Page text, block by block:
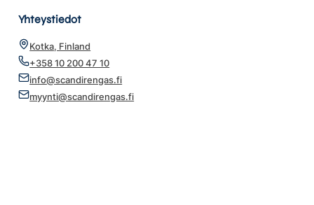
Yhteystiedot
Kotka, Finland
+358 10 200 47 10
info@scandirengas.fi
myynti@scandirengas.fi